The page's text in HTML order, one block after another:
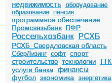
недвижимость оборудование
образование пенсия
программное обеспечение
Промсвязьбанк ПФР
Россельхозбанк РСХБ
РСХБ_Свердловская область
СберЛизинг софт спорт
строительство технологии ТТК
услуги банка финансы
футбол экономика энергетика